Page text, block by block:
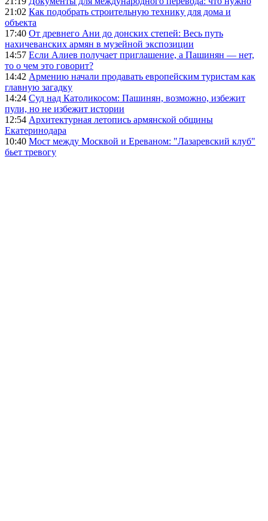
21:02 Как подобрать строительную технику для дома и
объекта
17:40 От древнего Ани до донских степей: Весь путь
нахичеванских армян в музейной экспозиции
14:57 Если Алиев получает приглашение, а Пашинян — нет,
то о чем это говорит?
14:42 Армению начали продавать европейским туристам как
главную загадку
14:24 Суд над Католикосом: Пашинян, возможно, избежит
пули, но не избежит истории
12:54 Архитектурная летопись армянской общины
Екатеринодара
10:40 Мост между Москвой и Ереваном: "Лазаревский клуб"
бьет тревогу